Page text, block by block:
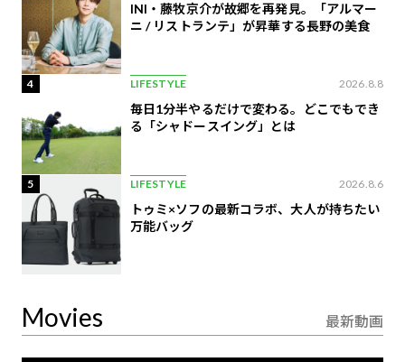
INI・藤牧京介が故郷を再発見。「アルマー
ニ / リストランテ」が昇華する長野の美食
4 LIFESTYLE 2026.8.8
毎日1分半やるだけで変わる。どこでもでき
る「シャドースイング」とは
5 LIFESTYLE 2026.8.6
トゥミ×ソフの最新コラボ、大人が持ちたい
万能バッグ
Movies 最新動画